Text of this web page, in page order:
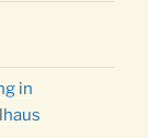
der Kirche
um
in